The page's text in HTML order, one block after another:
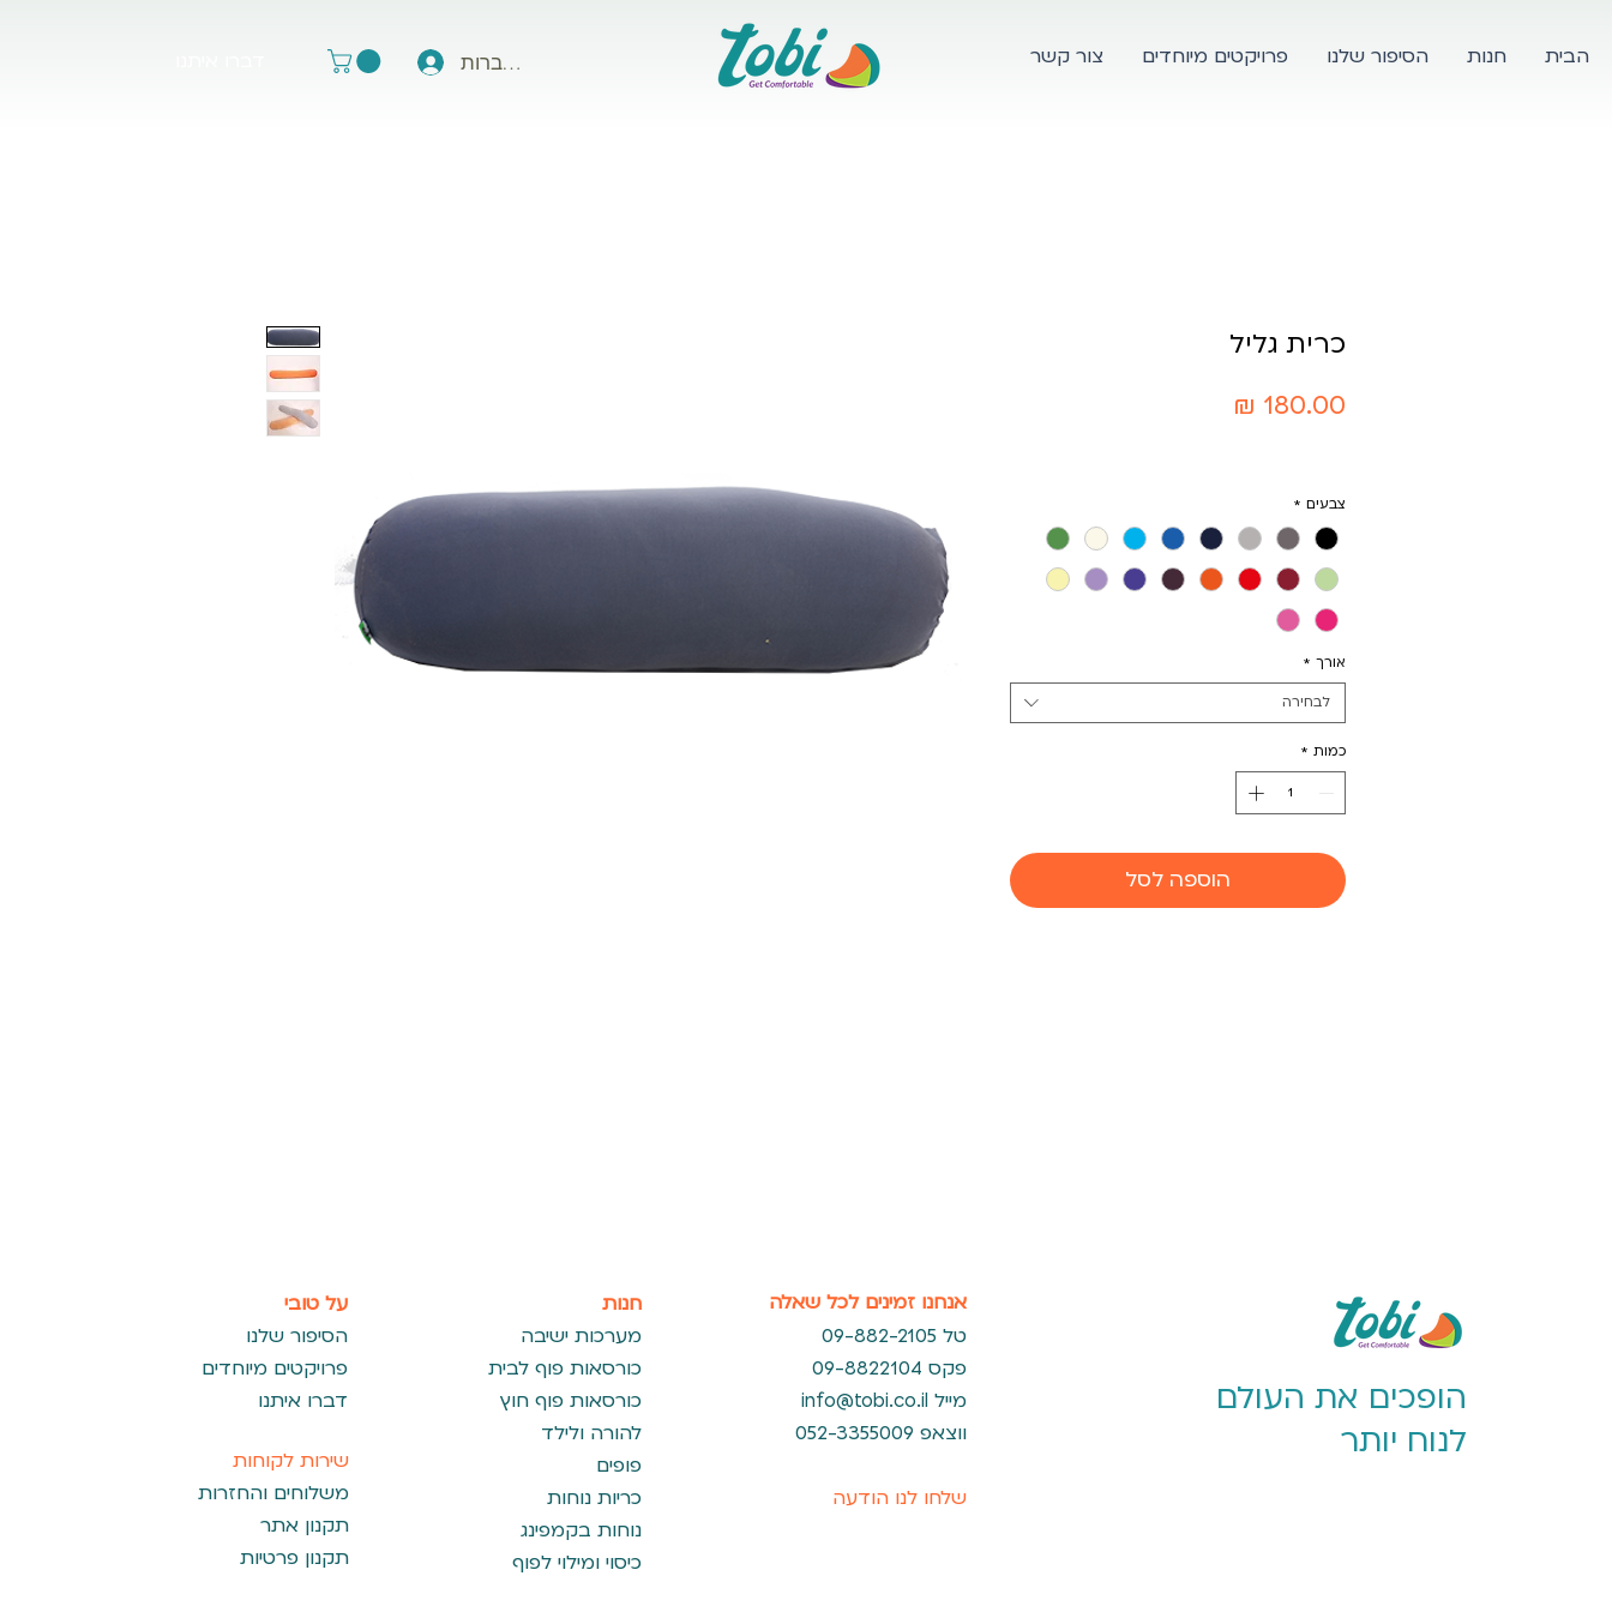
להתחברות הבית חנות הסיפור שלנו פרויקטים מיוחדים צור קשר
כרית גליל
צבעים *
אורך *
לבחירה
כמות *
הוספה לסל
על טובי
הסיפור שלנו
פרויקטים מיוחדים
דברו איתנו
שירות לקוחות
משלוחים והחזרות
תקנון אתר
תקנון פרטיות
חנות
מערכות ישיבה
כורסאות פוף לבית
כורסאות פוף חוץ
להורה ולילד
פופים
כריות נוחות
נוחות בקמפינג
כיסוי ומילוי לפוף
אנחנו זמינים לכל שאלה
09-882-2105 טל
09-8822104 פקס
info@tobi.co.il מייל
ווצאפ 052-3355009
שלחו לנו הודעה
הופכים את העולם
לנוח יותר